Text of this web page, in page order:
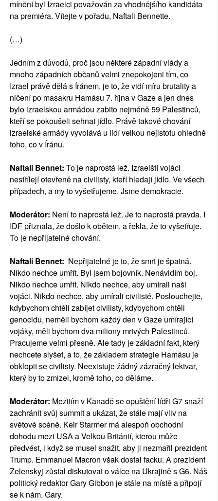
mínění byl Izraelci považován za vhodnějšího kandidáta
na premiéra. Vítejte v pořadu, Naftali Bennette.
(…)
Jedním z důvodů, proč jsou některé západní vlády a
mnoho západních občanů velmi znepokojeni tím, co
Izrael právě dělá s Íránem, je to, že vidí míru brutality a
ničení po masakru Hamásu 7. října v Gaze a jen dnes
bylo izraelskou armádou zabito nejméně 59 Palestinců,
kteří se pokoušeli sehnat jídlo. Právě takové chování
izraelské armády vyvolává u lidí velkou nejistotu ohledně
toho, co v Íránu.
Naftali Bennet: To je naprostá lež. Izraelští vojáci
nestřílejí otevřeně na civilisty, kteří hledají jídlo. Ve všech
případech, a my to vyšetřujeme. Jsme demokracie.
Moderátor: Není to naprostá lež. Je to naprostá pravda. I
IDF přiznala, že došlo k obětem, a řekla, že to vyšetřuje.
To je nepřijatelné chování.
Naftali Bennet: Nepřijatelné je to, že smrt je špatná.
Nikdo nechce umřít. Byl jsem bojovník. Nenávidím boj.
Nikdo nechce umřít. Nikdo nechce, aby umírali naši
vojáci. Nikdo nechce, aby umírali civilisté. Poslouchejte,
kdybychom chtěli zabíjet civilisty, kdybychom chtěli
genocidu, neměli bychom každý den v Gaze umírající
vojáky, měli bychom dva miliony mrtvých Palestinců.
Pracujeme velmi přesně. Ale tady je základní fakt, který
nechcete slyšet, a to, že základem strategie Hamásu je
obklopit se civilisty. Neexistuje žádný zázračný lektvar,
který by to zmizel, kromě toho, co děláme.
Moderátor: Mezitím v Kanadě se opuštění lídři G7 snaží
zachránit svůj summit a ukázat, že stále mají vliv na
světové scéně. Keir Starmer má alespoň obchodní
dohodu mezi USA a Velkou Británií, kterou může
předvést, i když se musel snažit, aby ji nezmařil prezident
Trump. Emmanuel Macron však dostal facku. A prezident
Zelenskyj zůstal diskutovat o válce na Ukrajině s G6. Náš
politický redaktor Gary Gibbon je stále na místě a připojí
se k nám. Gary.